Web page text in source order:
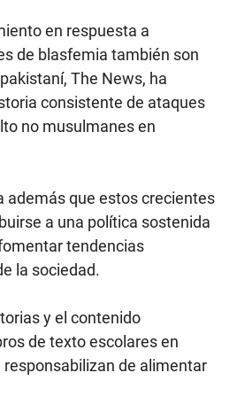
en respuesta a
de blasfemia también son
The News, ha
consistente de ataques
no musulmanes en
además que estos crecientes
a una política sostenida
tendencias
la sociedad.
y el contenido
de texto escolares en
de alimentar